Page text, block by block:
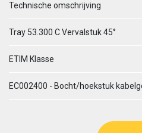
Technische omschrijving
Tray 53.300 C Vervalstuk 45°
ETIM Klasse
EC002400 - Bocht/hoekstuk